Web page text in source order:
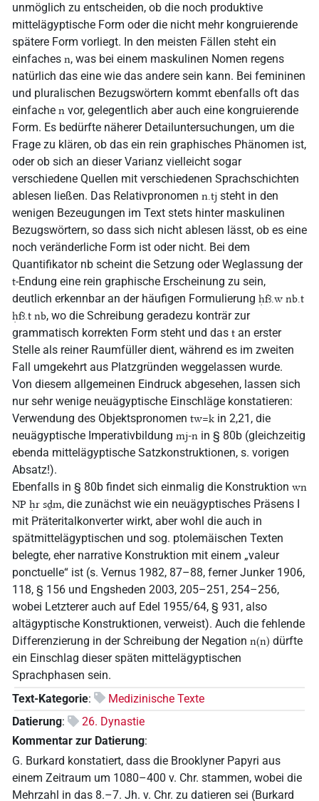
unmöglich zu entscheiden, ob die noch produktive
mittelägyptische Form oder die nicht mehr kongruierende
spätere Form vorliegt. In den meisten Fällen steht ein
einfaches n, was bei einem maskulinen Nomen regens
natürlich das eine wie das andere sein kann. Bei femininen
und pluralischen Bezugswörtern kommt ebenfalls oft das
einfache n vor, gelegentlich aber auch eine kongruierende
Form. Es bedürfte näherer Detailuntersuchungen, um die
Frage zu klären, ob das ein rein graphisches Phänomen ist,
oder ob sich an dieser Varianz vielleicht sogar
verschiedene Quellen mit verschiedenen Sprachschichten
ablesen ließen. Das Relativpronomen n.tj steht in den
wenigen Bezeugungen im Text stets hinter maskulinen
Bezugswörtern, so dass sich nicht ablesen lässt, ob es eine
noch veränderliche Form ist oder nicht. Bei dem
Quantifikator nb scheint die Setzung oder Weglassung der
t-Endung eine rein graphische Erscheinung zu sein,
deutlich erkennbar an der häufigen Formulierung ḥfꜣ.w nb.t
ḥfꜣ.t nb, wo die Schreibung geradezu konträr zur
grammatisch korrekten Form steht und das t an erster
Stelle als reiner Raumfüller dient, während es im zweiten
Fall umgekehrt aus Platzgründen weggelassen wurde.
Von diesem allgemeinen Eindruck abgesehen, lassen sich
nur sehr wenige neuägyptische Einschläge konstatieren:
Verwendung des Objektspronomen tw=k in 2,21, die
neuägyptische Imperativbildung mj-n in § 80b (gleichzeitig
ebenda mittelägyptische Satzkonstruktionen, s. vorigen
Absatz!).
Ebenfalls in § 80b findet sich einmalig die Konstruktion wn
NP ḥr sḏm, die zunächst wie ein neuägyptisches Präsens I
mit Präteritalkonverter wirkt, aber wohl die auch in
spätmittelägyptischen und sog. ptolemäischen Texten
belegte, eher narrative Konstruktion mit einem „valeur
ponctuelle“ ist (s. Vernus 1982, 87–88, ferner Junker 1906,
118, § 156 und Engsheden 2003, 205–251, 254–256,
wobei Letzterer auch auf Edel 1955/64, § 931, also
altägyptische Konstruktionen, verweist). Auch die fehlende
Differenzierung in der Schreibung der Negation n(n) dürfte
ein Einschlag dieser späten mittelägyptischen
Sprachphasen sein.
Text-Kategorie:
Medizinische Texte
Datierung:
26. Dynastie
Kommentar zur Datierung:
G. Burkard konstatiert, dass die Brooklyner Papyri aus
einem Zeitraum um 1080–400 v. Chr. stammen, wobei die
Mehrzahl in das 8.–7. Jh. v. Chr. zu datieren sei (Burkard